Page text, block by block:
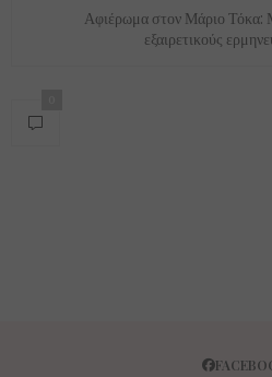
Αφιέρωμα στον Μάριο Τόκα:
εξαιρετικούς